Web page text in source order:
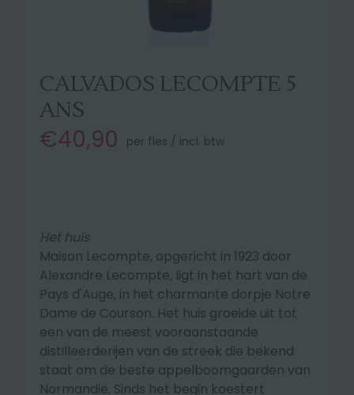
CALVADOS LECOMPTE 5
ANS
€40,90 per fles / incl. btw
Het huis
Maison Lecompte, opgericht in 1923 door
Alexandre Lecompte, ligt in het hart van de
Pays d'Auge, in het charmante dorpje Notre
Dame de Courson. Het huis groeide uit tot
een van de meest vooraanstaande
distilleerderijen van de streek die bekend
staat om de beste appelboomgaarden van
Normandië. Sinds het begin koestert